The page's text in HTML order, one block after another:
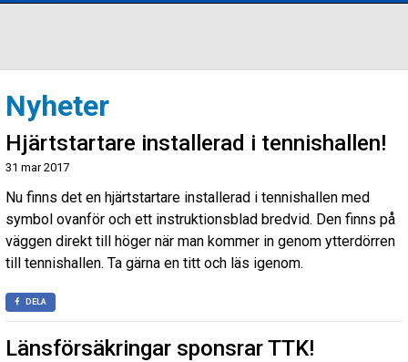
Nyheter
Hjärtstartare installerad i tennishallen!
31 mar 2017
Nu finns det en hjärtstartare installerad i tennishallen med
symbol ovanför och ett instruktionsblad bredvid. Den finns på
väggen direkt till höger när man kommer in genom ytterdörren
till tennishallen. Ta gärna en titt och läs igenom.
DELA
Länsförsäkringar sponsrar TTK!